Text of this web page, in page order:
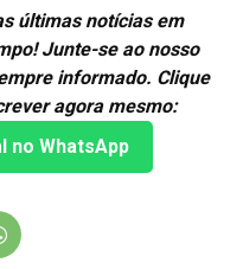
últimas notícias em
Junte-se ao nosso
informado. Clique
agora mesmo:
no WhatsApp